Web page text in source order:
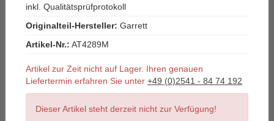
inkl. Qualitätsprüfprotokoll
Originalteil-Hersteller: Garrett
Artikel-Nr.: AT4289M
Artikel zur Zeit nicht auf Lager. Ihren genauen
Liefertermin erfahren Sie unter +49 (0)2541 - 84 74 192
Dieser Artikel steht derzeit nicht zur Verfügung!